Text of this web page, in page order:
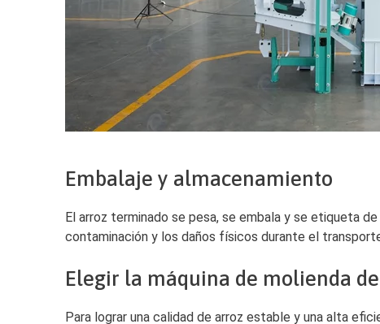
Embalaje y almacenamiento
El arroz terminado se pesa, se embala y se etiqueta
contaminación y los daños físicos durante el
Elegir la máquina de molienda
Para lograr una calidad de arroz estable y una alta